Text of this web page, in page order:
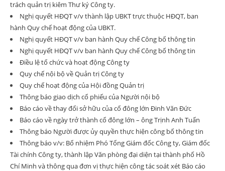
trách quản trị kiêm Thư ký Công ty.
Nghị quyết HĐQT v/v thành lập UBKT trực thuộc HĐQT, ban
hành Quy chế hoạt động của UBKT.
Nghị quyết HĐQT v/v ban hành Quy chế Công bố thông tin
Nghị quyết HĐQT v/v ban hành Quy chế Công bố thông tin
Điều lệ tổ chức và hoạt động Công ty
Quy chế nội bộ về Quản trị Công ty
Quy chế hoạt động của Hội đồng Quản trị
Thông báo giao dịch cổ phiếu của Người nội bộ
Báo cáo về thay đổi sở hữu của cổ đông lớn Đinh Văn Đức
Báo cáo về ngày trở thành cổ đông lớn – ông Trịnh Anh Tuấn
Thông báo Người được ủy quyền thực hiện công bố thông tin
Thông báo v/v: Bổ nhiệm Phó Tổng Giám đốc Công ty, Giám đốc
Tài chính Công ty, thành lập Văn phòng đại diện tại thành phố Hồ
Chí Minh và thông qua đơn vị thực hiện công tác soát xét Báo cáo